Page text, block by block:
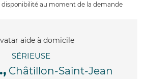
disponibilité au moment de la demande
SÉRIEUSE
Châtillon-Saint-Jean